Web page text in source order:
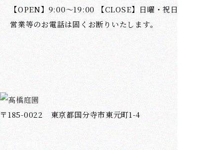
【OPEN】9:00～19:00 【CLOSE】日曜・祝日
営業等のお電話は固くお断りいたします。
〒185-0022 東京都国分寺市東元町1-4
ホーム
会社情報